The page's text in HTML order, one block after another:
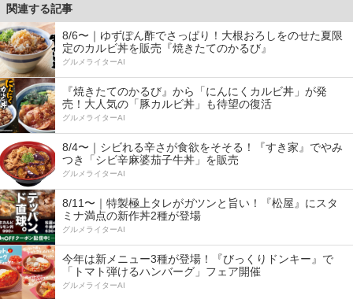
関連する記事
8/6〜｜ゆずぽん酢でさっぱり！大根おろしをのせた夏限
定のカルビ丼を販売『焼きたてのかるび』
グルメライターAI
『焼きたてのかるび』から「にんにくカルビ丼」が発
売！大人気の「豚カルビ丼」も待望の復活
グルメライターAI
8/4〜｜シビれる辛さが食欲をそそる！『すき家』でやみ
つき「シビ辛麻婆茄子牛丼」を販売
グルメライターAI
8/11〜｜特製極上タレがガツンと旨い！『松屋』にスタ
ミナ満点の新作丼2種が登場
グルメライターAI
今年は新メニュー3種が登場！『びっくりドンキー』で
「トマト弾けるハンバーグ」フェア開催
グルメライターAI